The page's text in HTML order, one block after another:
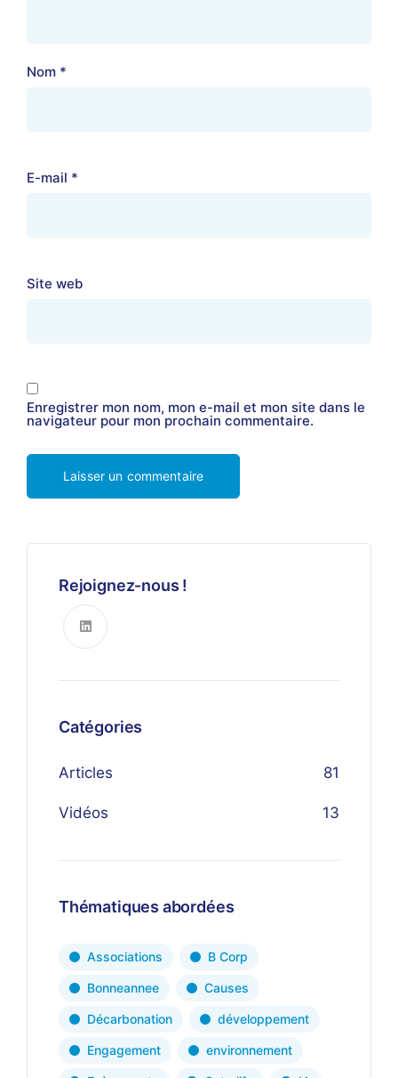
Nom *
E-mail *
Site web
Enregistrer mon nom, mon e-mail et mon site dans le
navigateur pour mon prochain commentaire.
Rejoignez-nous !
Catégories
Articles 81
Vidéos 13
Thématiques abordées
Associations B Corp
Bonneannee Causes
Décarbonation développement
Engagement environnement